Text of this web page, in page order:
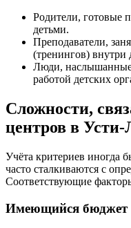
Родители, готовые
детьми.
Преподаватели,
(тренингов) внутри
Люди, наслышанные
работой детских
Сложности,
центров в Усти-
Учёта критериев иногда
часто сталкиваются с
Соответствующие
Имеющийся бюджет